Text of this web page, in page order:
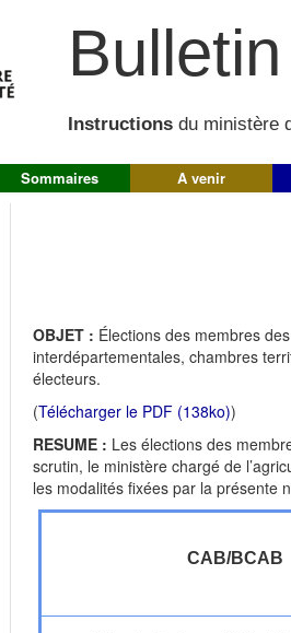
Instructions du ministère
Sommaires A venir
OBJET : Élections des membres
interdépartementales, chambres
électeurs.
(Télécharger le PDF (138ko))
RESUME : Les élections des
scrutin, le ministère chargé de
les modalités fixées par la présente
CAB/BCAB